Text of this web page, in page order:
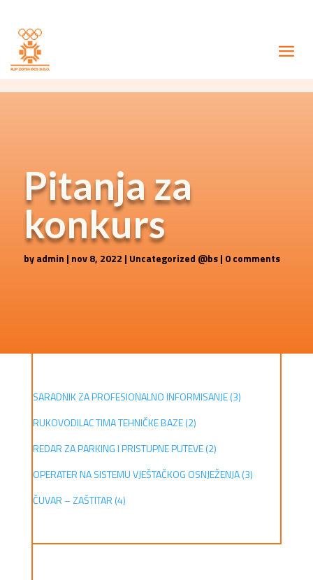
Pitanja za
konkurs
byadmin | nov 8, 2022 | Uncategorized @bs| 0 comments
SARADNIK ZA PROFESIONALNO INFORMISANJE (3)
RUKOVODILAC TIMA TEHNIČKE BAZE (2)
REDAR ZA PARKING I PRISTUPNE PUTEVE (2)
OPERATER NA SISTEMU VJEŠTAČKOG OSNJEŽENJA (3)
ČUVAR – ZAŠTITAR (4)